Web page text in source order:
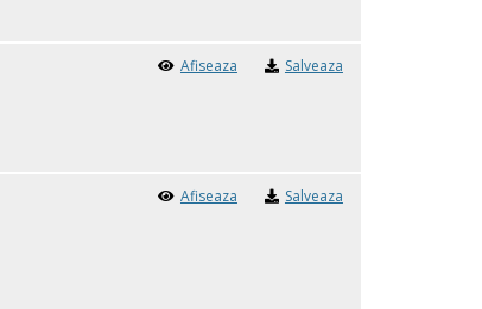
Afiseaza Salveaza
Afiseaza Salveaza